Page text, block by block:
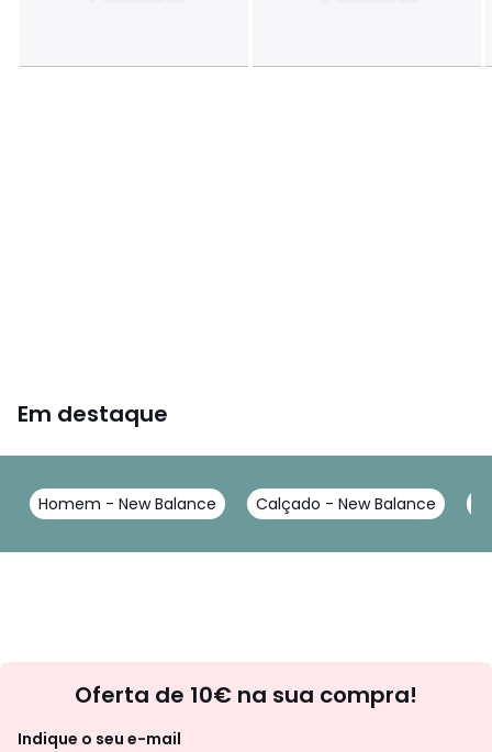
Em destaque
Homem - New Balance Calçado - New Balance
Oferta de 10€ na sua compra!
Indique o seu e-mail